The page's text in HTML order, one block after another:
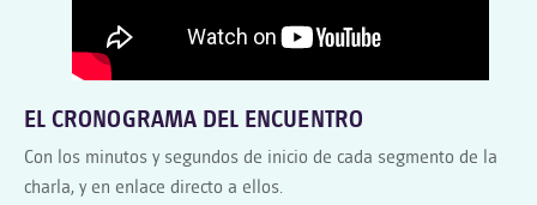
EL CRONOGRAMA DEL ENCUENTRO
Con los minutos y segundos de inicio de cada segmento de la
charla, y en enlace directo a ellos.